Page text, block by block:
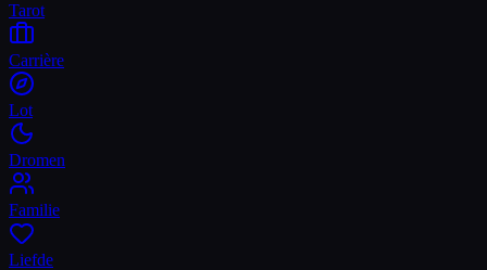
Tarot
Carrière
Lot
Dromen
Familie
Liefde